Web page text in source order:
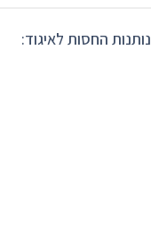
נותנות החסות לאיגוד: